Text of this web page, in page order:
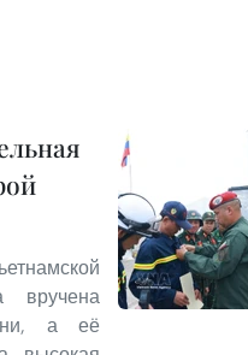
вручена
а её